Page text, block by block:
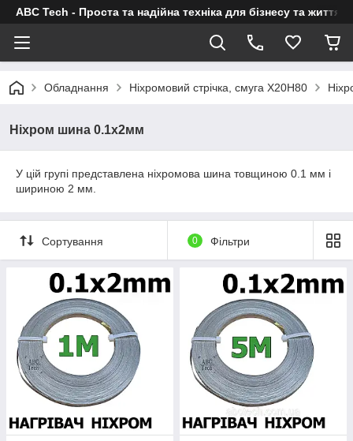
ABC Tech - Проста та надійна техніка для бізнесу та життя
Обладнання Ніхромовий стрічка, смуга Х20Н80
Ніхром шина 0.1х2мм
У цій групі представлена ніхромова шина товщиною 0.1 мм і
шириною 2 мм.
Сортування 0 Фільтри